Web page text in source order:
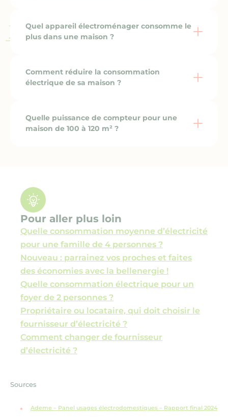
Quel appareil électroménager consomme le
plus dans une maison ?
Comment réduire la consommation
électrique de sa maison ?
Quelle puissance de compteur pour une
maison de 100 à 120 m² ?
Pour aller plus loin
Quelle consommation moyenne d’électricité
pour une famille de 4 personnes ?
Nouveau : parrainez vos proches et faites
des économies avec la bellenergie !
Quelle consommation électrique pour un
foyer de 2 personnes ?
Propriétaire ou locataire, qui doit choisir le
fournisseur d’électricité ?
Comment changer de fournisseur
d’électricité ?
Sources
Ademe – Panel usages électrodomestiques – Rapport final 2024